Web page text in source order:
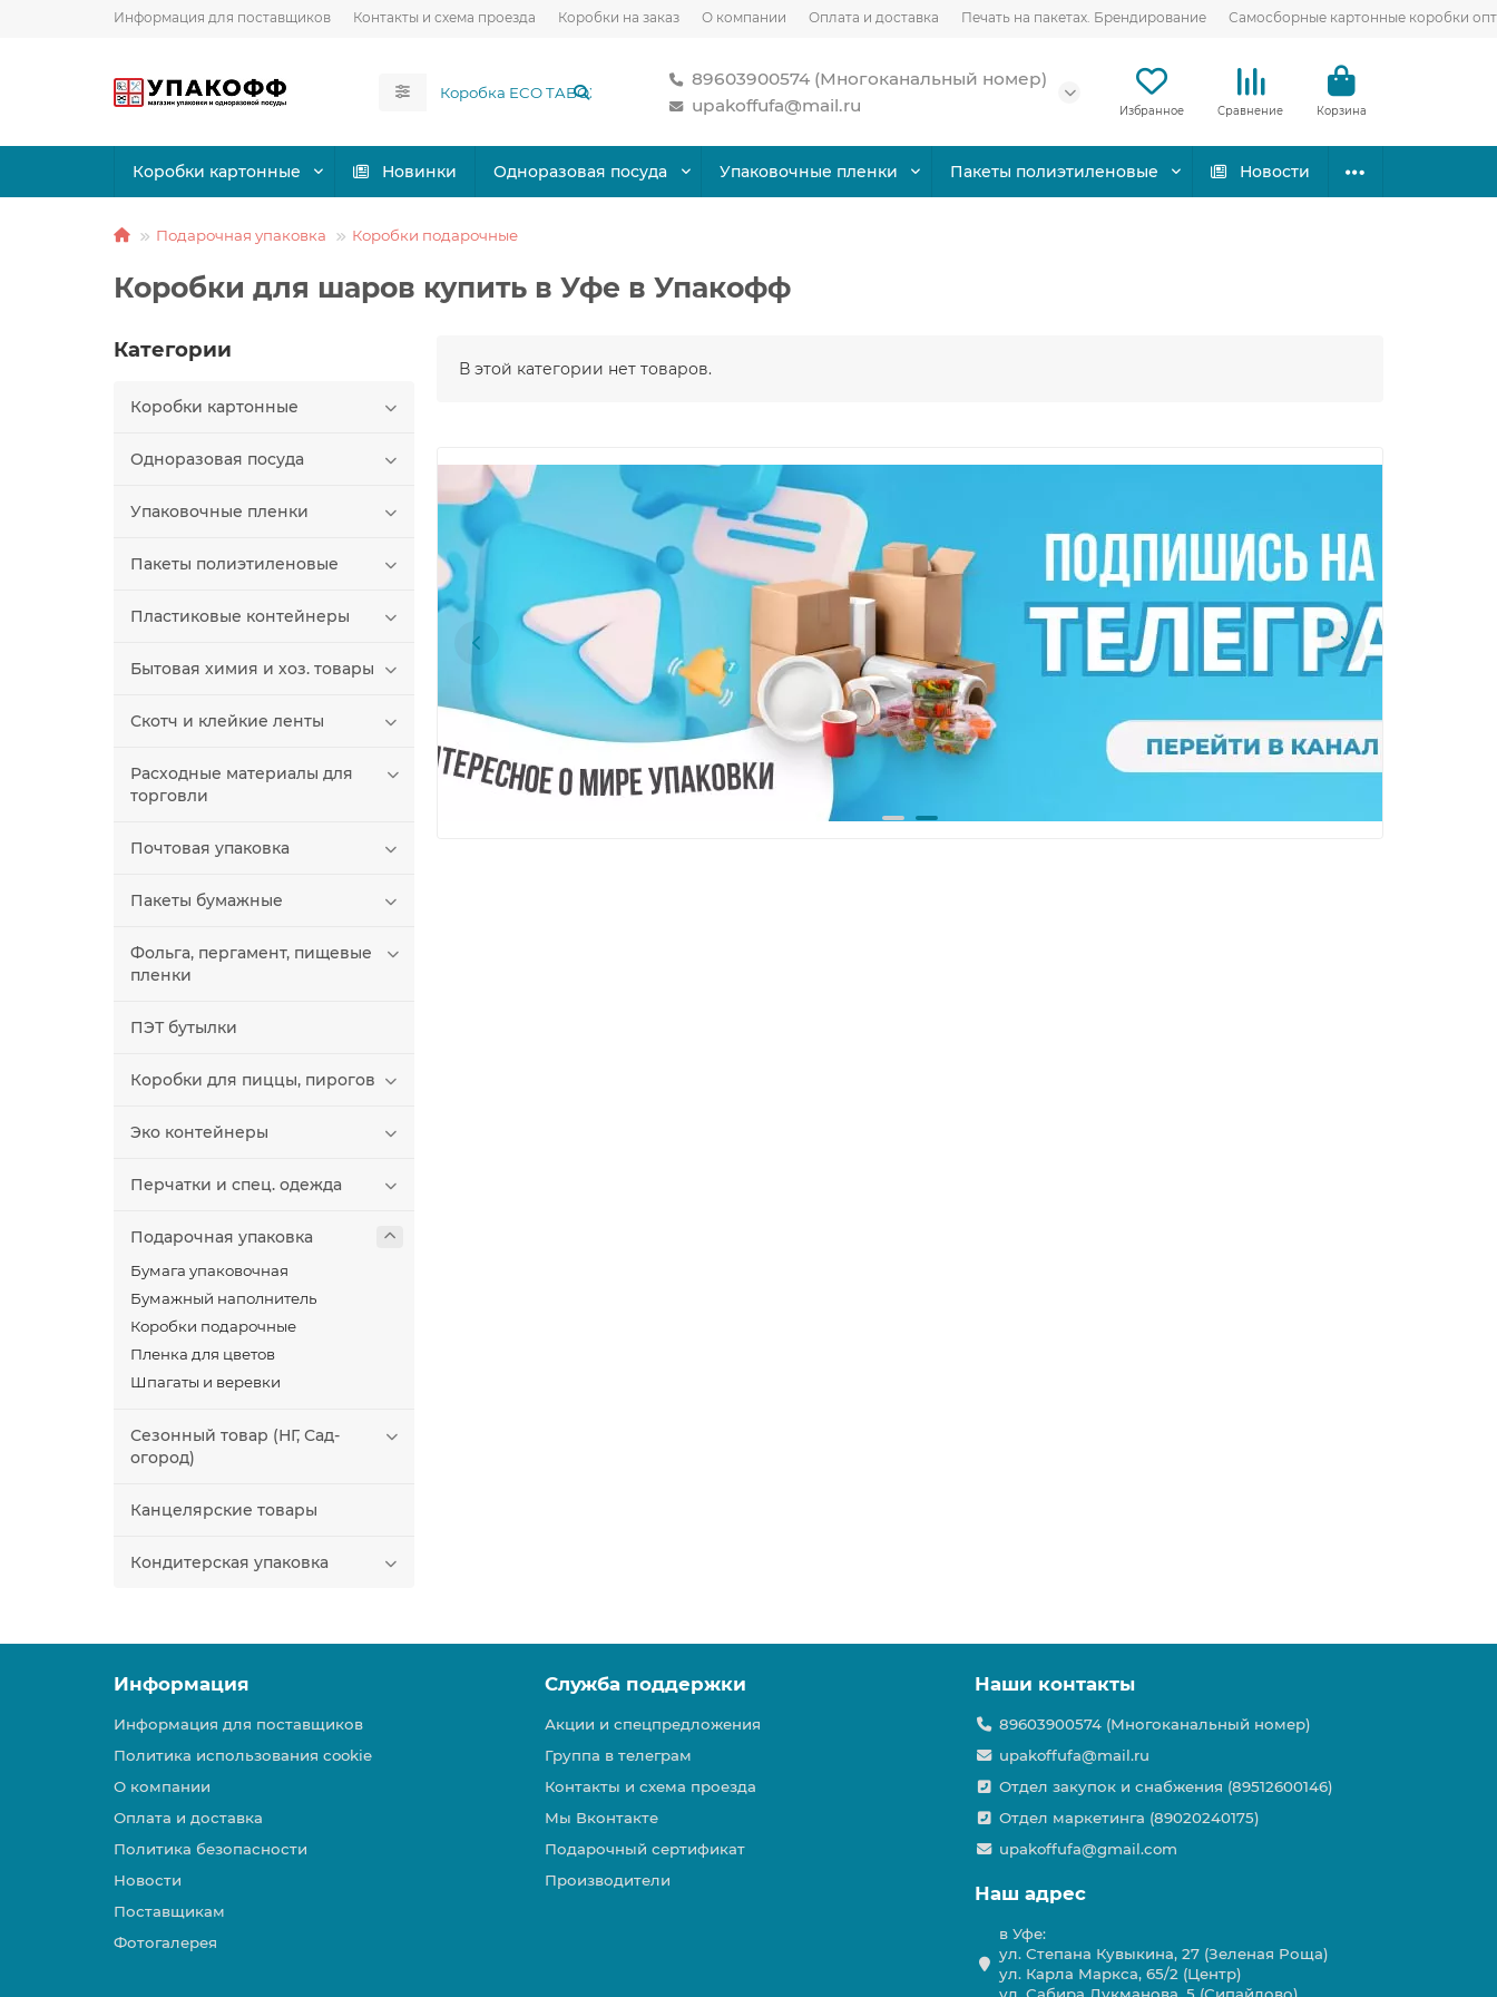
Информация для поставщиков Контакты и схема проезда Коробки на заказ О компании Оплата и доставка Печать на пакетах. Брендирование Самосборные картонные коробки
89603900574 (Многоканальный номер)
upakoffufa@mail.ru
Избранное Сравнение Корзина
Коробки картонные Новинки Одноразовая посуда Упаковочные пленки Пакеты полиэтиленовые Новости
Подарочная упаковка Коробки подарочные
Коробки для шаров купить в Уфе в Упакофф
Категории
Коробки картонные
Одноразовая посуда
Упаковочные пленки
Пакеты полиэтиленовые
Пластиковые контейнеры
Бытовая химия и хоз. товары
Скотч и клейкие ленты
Расходные материалы для
торговли
Почтовая упаковка
Пакеты бумажные
Фольга, пергамент, пищевые
пленки
ПЭТ бутылки
Коробки для пиццы, пирогов
Эко контейнеры
Перчатки и спец. одежда
Подарочная упаковка
Бумага упаковочная
Бумажный наполнитель
Коробки подарочные
Пленка для цветов
Шпагаты и веревки
Сезонный товар (НГ, Сад-
огород)
Канцелярские товары
Кондитерская упаковка
В этой категории нет товаров.
Информация
Информация для поставщиков
Политика использования cookie
О компании
Оплата и доставка
Политика безопасности
Новости
Поставщикам
Фотогалерея
Служба поддержки
Акции и спецпредложения
Группа в телеграм
Контакты и схема проезда
Мы Вконтакте
Подарочный сертификат
Производители
Наши контакты
89603900574 (Многоканальный номер)
upakoffufa@mail.ru
Отдел закупок и снабжения (89512600146)
Отдел маркетинга (89020240175)
upakoffufa@gmail.com
Наш адрес
в Уфе:
ул. Степана Кувыкина, 27 (Зеленая Роща)
ул. Карла Маркса, 65/2 (Центр)